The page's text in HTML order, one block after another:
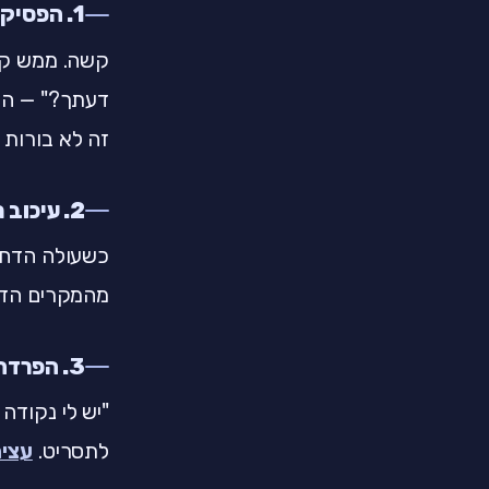
1. הפסיקו לגגל סימפטומים
קשה. ממש
דעתך?" —
זה לא
2. עיכוב תגובה
מהמקרים
3. הפרדה בין תחושה לפרשנות
"יש לי
לתסריט.